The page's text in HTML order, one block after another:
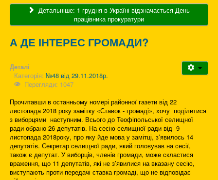
Детальніше: 1 грудня в Україні відзначається День
працівника прокуратури
А ДЕ ІНТЕРЕС ГРОМАДИ?
Деталі
Категорія: №48 від 29.11.2018р.
Перегляди: 1047
Прочитавши в останньому номері районної газети від 22
листопада 2018 року замітку «Ставок - громаді», хочу поділитися
з виборцями наступним. Всього до Теофіпольської селищної
ради обрано 26 депутатів. На сесію селищної ради від 9
листопада 2018року, про яку йде мова у замітці, з’явилось 14
депутатів. Секретар селищної ради, який головував на сесії,
також є депутат. У виборців, членів громади, може скластися
враження, що 11 депутатів, які не з’явилися на вказану сесію,
виступають проти передачі ставка громаді, що не відповідає